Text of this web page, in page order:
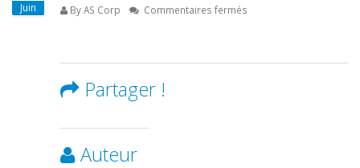
Juin By AS Corp Commentaires fermés
logo
Partager !
Auteur